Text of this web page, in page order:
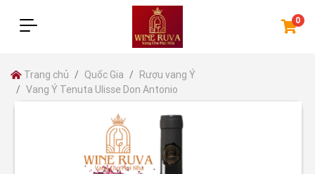
0
Trang chủ Quốc Gia
Rượu vang Ý
Vang Ý Tenuta Ulisse Don Antonio